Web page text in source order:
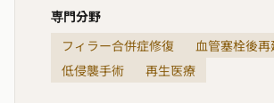
専門分野
フィラー合併症修復
血管塞栓後再
低侵襲手術
再生医療